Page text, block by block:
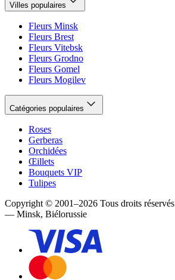
Villes populaires
Fleurs Minsk
Fleurs Brest
Fleurs Vitebsk
Fleurs Grodno
Fleurs Gomel
Fleurs Mogilev
Catégories populaires
Roses
Gerberas
Orchidées
Œillets
Bouquets VIP
Tulipes
Copyright © 2001–2026 Tous droits réservés
— Minsk, Biélorussie